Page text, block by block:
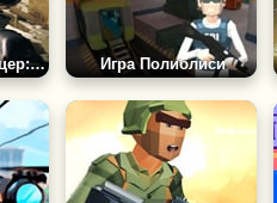
Игра Боевой Офицер: Освобождение Игра Полиблиси